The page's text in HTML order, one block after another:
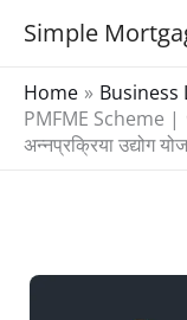
Simple
Home
Business
PMFME Scheme |
अन्नप्रक्रिया उद्योग